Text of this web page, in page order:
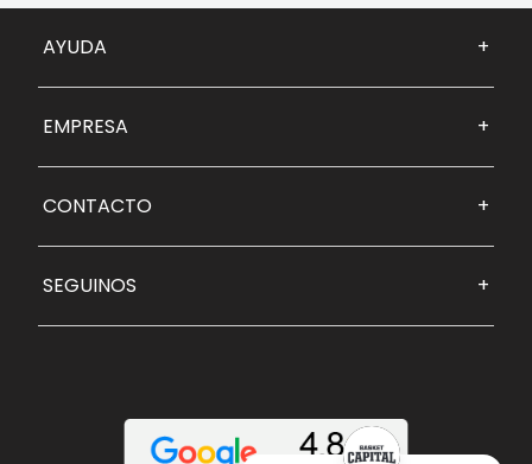
AYUDA +
EMPRESA +
CONTACTO +
SEGUINOS +